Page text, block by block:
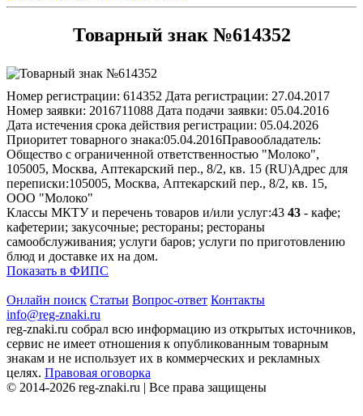
Товарный знак №614352
Номер регистрации: 614352 Дата регистрации: 27.04.2017
Номер заявки: 2016711088 Дата подачи заявки: 05.04.2016
Дата истечения срока действия регистрации: 05.04.2026
Приоритет товарного знака:05.04.2016Правообладатель:
Общество с ограниченной ответственностью "Молоко",
105005, Москва, Аптекарcкий пер., 8/2, кв. 15 (RU)Адрес для
переписки:105005, Москва, Аптекарcкий пер., 8/2, кв. 15,
ООО "Молоко"
Классы МКТУ и перечень товаров и/или услуг:43 43 - кафе;
кафетерии; закусочные; рестораны; рестораны
самообслуживания; услуги баров; услуги по приготовлению
блюд и доставке их на дом.
Показать в ФИПС
Онлайн поиск Статьи Вопрос-ответ Контакты
info@reg-znaki.ru
reg-znaki.ru собрал всю информацию из открытых источников,
сервис не имеет отношения к опубликованным товарным
знакам и не использует их в коммерческих и рекламных
целях. Правовая оговорка
© 2014-2026 reg-znaki.ru | Все права защищены